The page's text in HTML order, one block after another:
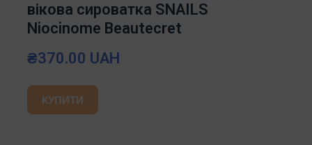
вікова сироватка SNAILS
Niocinome Beautecret
₴370.00 UAH
КУПИТИ